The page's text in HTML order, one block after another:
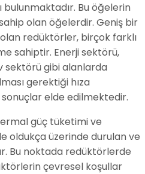
bulunmaktadır. Bu öğelerin
olan öğelerdir. Geniş bir
redüktörler, birçok farklı
sahiptir. Enerji sektörü,
sektörü gibi alanlarda
gerektiği hıza
elde edilmektedir.
güç tüketimi ve
oldukça üzerinde durulan ve
Bu noktada redüktörlerde
çevresel koşullar